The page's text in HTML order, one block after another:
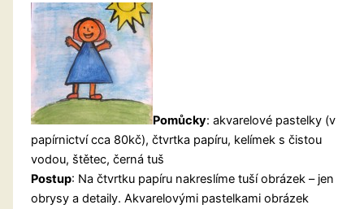
Pomůcky: akvarelové pastelky (v
papírnictví cca 80kč), čtvrtka papíru, kelímek s čistou
vodou, štětec, černá tuš
Postup: Na čtvrtku papíru nakreslíme tuší obrázek – jen
obrysy a detaily. Akvarelovými pastelkami obrázek